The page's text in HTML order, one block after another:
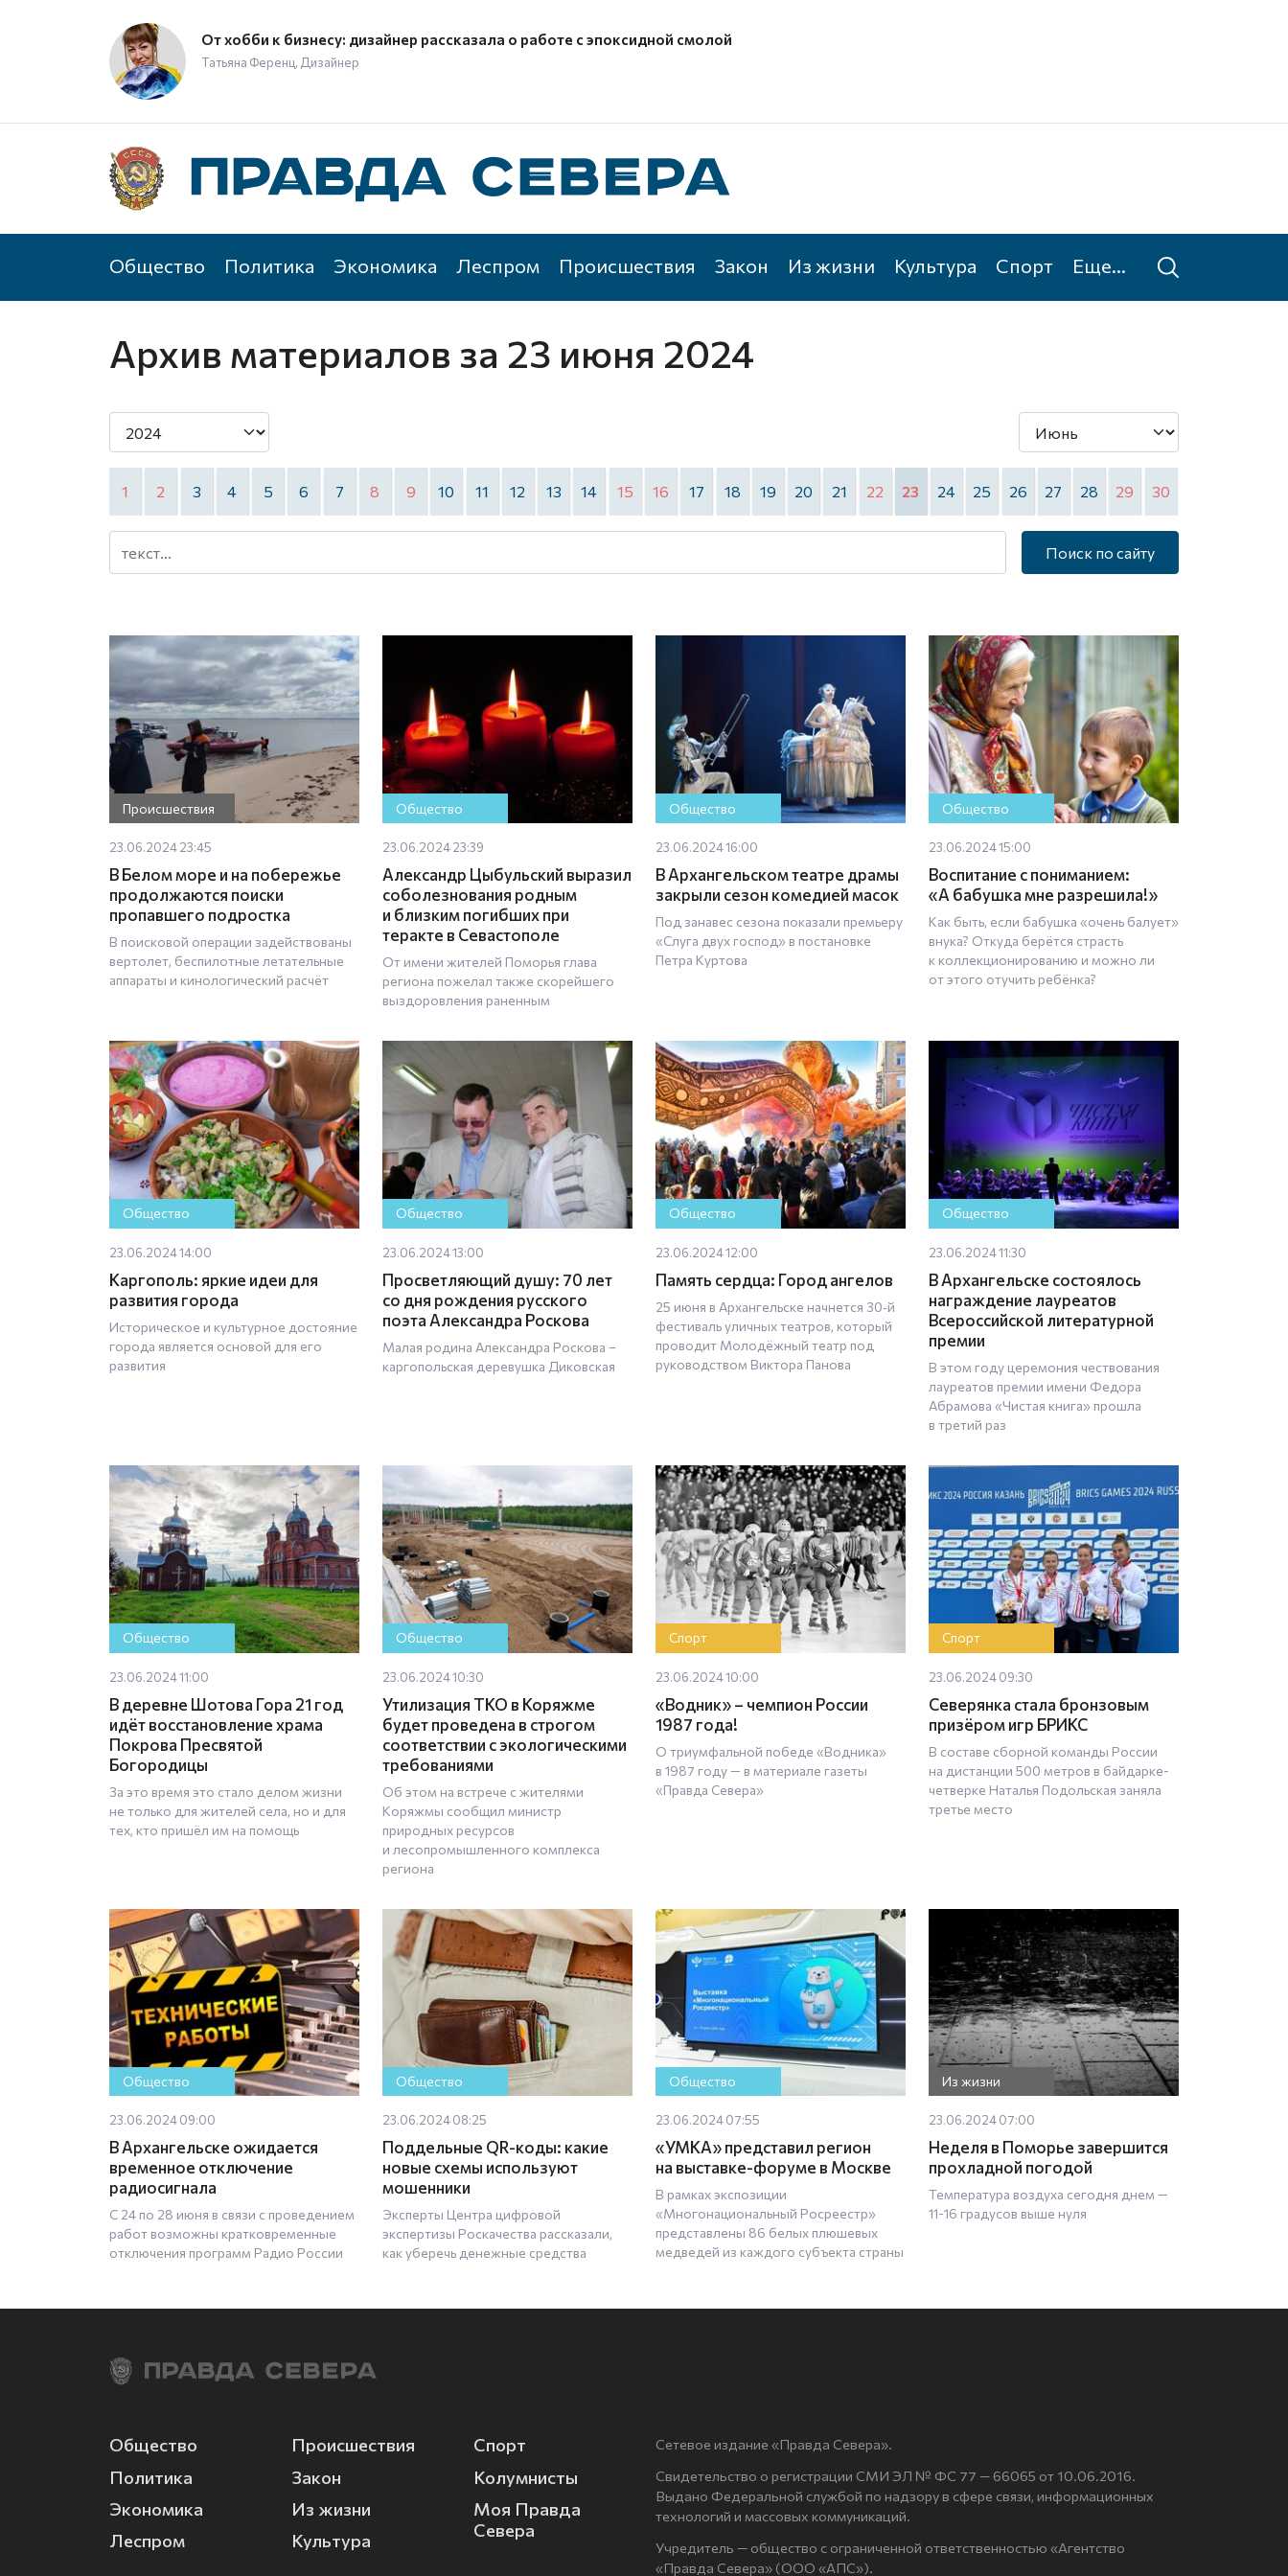
От хобби к бизнесу: дизайнер рассказала о работе с эпоксидной смолой
Татьяна Ференц, Дизайнер
Общество Политика Экономика Леспром Происшествия Закон Из жизни Культура Спорт Еще...
Архив материалов за 23 июня 2024
1 2 3 4 5 6 7 8 9 10 11 12 13 14 15 16 17 18 19 20 21 22 23 24 25 26 27 28 29 30
Поиск по сайту
Происшествия
23.06.2024 23:45
В Белом море и на побережье
продолжаются поиски
пропавшего подростка
В поисковой операции задействованы
вертолет, беспилотные летательные
аппараты и кинологический расчёт
Общество
23.06.2024 23:39
Александр Цыбульский выразил
соболезнования родным
и близким погибших при
теракте в Севастополе
От имени жителей Поморья глава
региона пожелал также скорейшего
выздоровления раненным
Общество
23.06.2024 16:00
В Архангельском театре драмы
закрыли сезон комедией масок
Под занавес сезона показали премьеру
«Слуга двух господ» в постановке
Петра Куртова
Общество
23.06.2024 15:00
Воспитание с пониманием:
«А бабушка мне разрешила!»
Как быть, если бабушка «очень балует»
внука? Откуда берётся страсть
к коллекционированию и можно ли
от этого отучить ребёнка?
Общество
23.06.2024 14:00
Каргополь: яркие идеи для
развития города
Историческое и культурное достояние
города является основой для его
развития
Общество
23.06.2024 13:00
Просветляющий душу: 70 лет
со дня рождения русского
поэта Александра Роскова
Малая родина Александра Роскова –
каргопольская деревушка Диковская
Общество
23.06.2024 12:00
Память сердца: Город ангелов
25 июня в Архангельске начнется 30‑й
фестиваль уличных театров, который
проводит Молодёжный театр под
руководством Виктора Панова
Общество
23.06.2024 11:30
В Архангельске состоялось
награждение лауреатов
Всероссийской литературной
премии
В этом году церемония чествования
лауреатов премии имени Федора
Абрамова «Чистая книга» прошла
в третий раз
Общество
23.06.2024 11:00
В деревне Шотова Гора 21 год
идёт восстановление храма
Покрова Пресвятой
Богородицы
За это время это стало делом жизни
не только для жителей села, но и для
тех, кто пришёл им на помощь
Общество
23.06.2024 10:30
Утилизация ТКО в Коряжме
будет проведена в строгом
соответствии с экологическими
требованиями
Об этом на встрече с жителями
Коряжмы сообщил министр
природных ресурсов
и лесопромышленного комплекса
региона
Спорт
23.06.2024 10:00
«Водник» – чемпион России
1987 года!
О триумфальной победе «Водника»
в 1987 году — в материале газеты
«Правда Севера»
Спорт
23.06.2024 09:30
Северянка стала бронзовым
призёром игр БРИКС
В составе сборной команды России
на дистанции 500 метров в байдарке-
четверке Наталья Подольская заняла
третье место
Общество
23.06.2024 09:00
В Архангельске ожидается
временное отключение
радиосигнала
С 24 по 28 июня в связи с проведением
работ возможны кратковременные
отключения программ Радио России
Общество
23.06.2024 08:25
Поддельные QR-коды: какие
новые схемы используют
мошенники
Эксперты Центра цифровой
экспертизы Роскачества рассказали,
как уберечь денежные средства
Общество
23.06.2024 07:55
«УМКА» представил регион
на выставке-форуме в Москве
В рамках экспозиции
«Многонациональный Росреестр»
представлены 86 белых плюшевых
медведей из каждого субъекта страны
Из жизни
23.06.2024 07:00
Неделя в Поморье завершится
прохладной погодой
Температура воздуха сегодня днем —
11-16 градусов выше нуля
Общество
Политика
Экономика
Леспром
Происшествия
Закон
Из жизни
Культура
Спорт
Колумнисты
Моя Правда
Севера
Сетевое издание «Правда Севера».
Свидетельство о регистрации СМИ ЭЛ № ФС 77 — 66065 от 10.06.2016.
Выдано Федеральной службой по надзору в сфере связи, информационных
технологий и массовых коммуникаций.
Учредитель — общество с ограниченной ответственностью «Агентство
«Правда Севера» (ООО «АПС»).